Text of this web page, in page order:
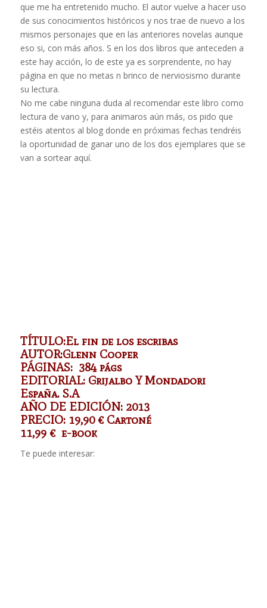
que me ha entretenido mucho. El autor vuelve a hacer uso
de sus conocimientos históricos y nos trae de nuevo a los
mismos personajes que en las anteriores novelas aunque
eso si, con más años. S en los dos libros que anteceden a
este hay acción, lo de este ya es sorprendente, no hay
página en que no metas n brinco de nerviosismo durante
su lectura.
No me cabe ninguna duda al recomendar este libro como
lectura de vano y, para animaros aún más, os pido que
estéis atentos al blog donde en próximas fechas tendréis
la oportunidad de ganar uno de los dos ejemplares que se
van a sortear aquí.
TÍTULO:El fin de los escribas
AUTOR:Glenn Cooper
PÁGINAS: 384 págs
EDITORIAL: Grijalbo Y Mondadori
España. S.A
AÑO DE EDICIÓN: 2013
PRECIO: 19,90 € Cartoné
11,99 € e-book
Te puede interesar: